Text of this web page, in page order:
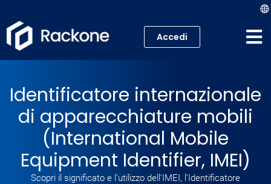
VPS
Cloud
Server
Accedi
Identificatore internazionale
di apparecchiature mobili
(International Mobile
Equipment Identifier, IMEI)
Scopri il significato e l'utilizzo dell'IMEI, l'Identificatore